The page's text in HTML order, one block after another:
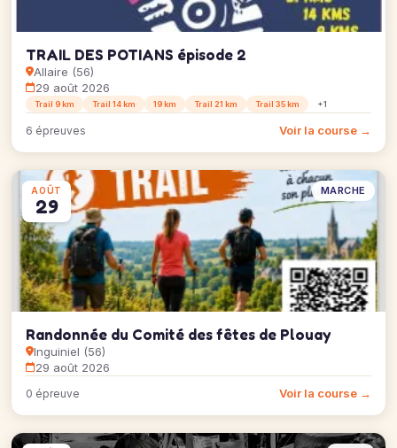
TRAIL DES POTIANS épisode 2
Allaire (56)
29 août 2026
Trail 9 km Trail 14 km 19 km Trail 21 km Trail 35 km +1
6 épreuves Voir la course →
AOÛT
29
MARCHE
Randonnée du Comité des fêtes de Plouay
Inguiniel (56)
29 août 2026
0 épreuve Voir la course →